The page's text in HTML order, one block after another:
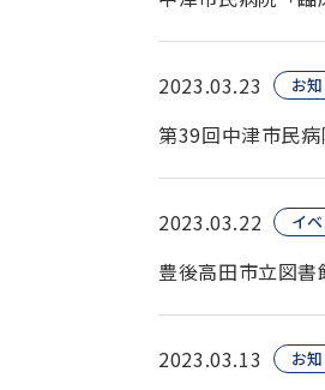
2023.03.23 お
第39回中津市民病
2023.03.22 イ
豊後高田市立図書
2023.03.13 お